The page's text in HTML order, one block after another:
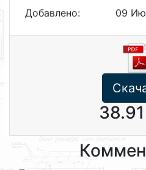
Добавлено:
09